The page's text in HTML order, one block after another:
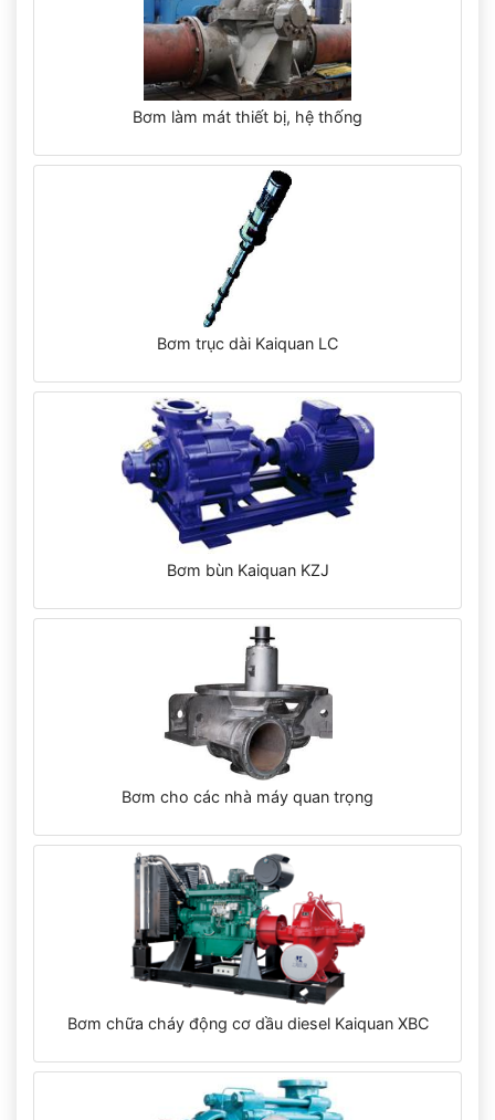
Bơm làm mát thiết bị, hệ thống
Bơm trục dài Kaiquan LC
Bơm bùn Kaiquan KZJ
Bơm cho các nhà máy quan trọng
Bơm chữa cháy động cơ dầu diesel Kaiquan XBC